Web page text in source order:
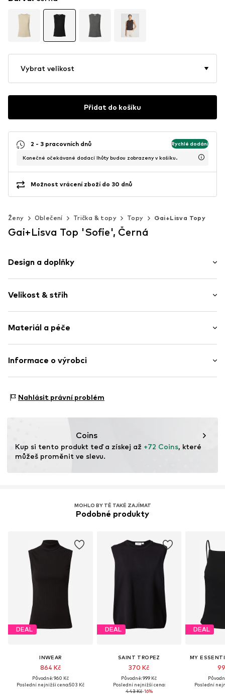
Vybrat velikost
Přidat do košíku
2 - 3 pracovních dnů Rychlé dodání
Konečné očekávané dodací lhůty budou zobrazeny v košíku.
Možnost vrácení zboží do 30 dnů
Ženy Oblečení Trička & topy Topy Gai+Lisva Topy
Gai+Lisva Top 'Sofie', Černá
Design a doplňky
Pletené oděvy
Rovný lem
Měkký povrch
Položka č. GL12084650 BlackS
Velikost & střih
Délka: Normální délka
Střih: Normální střih
Tabulka velikostí
Materiál a péče
Materiál: 100% Bavlna
Informace o výrobci
8362 Hørning
Nahlásit právní problém
Coins
Kup si tento produkt teď a získej až +72 Coins, které
můžeš proměnit ve slevu.
MOHLO BY TĚ TAKÉ ZAJÍMAT
Podobné produkty
DEAL
INWEAR
864 Kč
Původně: 960 Kč
Poslední nejnižší cena:503 Kč
DEAL
SAINT TROPEZ
370 Kč
Původně: 999 Kč
Poslední nejnižší cena:
443 Kč-16%
DEAL
MY
Poslední